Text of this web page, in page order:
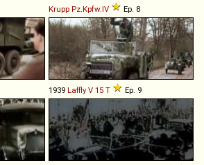
Krupp Pz.Kpfw.IV Ep. 8
1939 Laffly V 15 T Ep. 9